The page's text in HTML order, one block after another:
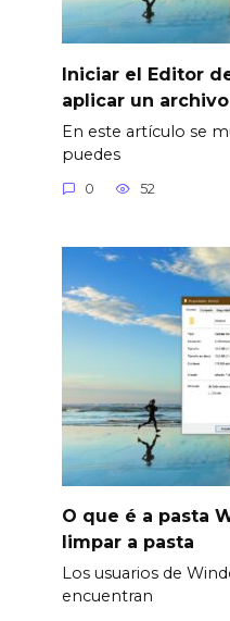
Iniciar el Editor
aplicar un
En este artículo se
puedes
0 52
O que é a pasta
limpar a pasta
Los usuarios de
encuentran